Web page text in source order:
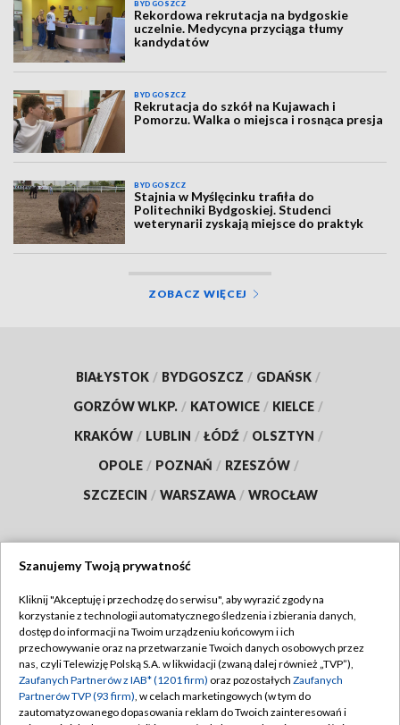
BYDGOSZCZ
Rekordowa rekrutacja na bydgoskie
uczelnie. Medycyna przyciąga tłumy
kandydatów
BYDGOSZCZ
Rekrutacja do szkół na Kujawach i
Pomorzu. Walka o miejsca i rosnąca presja
BYDGOSZCZ
Stajnia w Myślęcinku trafiła do
Politechniki Bydgoskiej. Studenci
weterynarii zyskają miejsce do praktyk
ZOBACZ WIĘCEJ
BIAŁYSTOK / BYDGOSZCZ / GDAŃSK /
GORZÓW WLKP. / KATOWICE / KIELCE /
KRAKÓW / LUBLIN / ŁÓDŹ / OLSZTYN /
OPOLE / POZNAŃ / RZESZÓW /
SZCZECIN / WARSZAWA / WROCŁAW
TVP
Abonament TVP
Emisja w TVP
Centrum informacji TVP
Regulamin TVP
Polityka prywatności
Moje zgody
Szanujemy Twoją prywatność
Kliknij "Akceptuję i przechodzę do serwisu", aby wyrazić zgody na
korzystanie z technologii automatycznego śledzenia i zbierania danych,
dostęp do informacji na Twoim urządzeniu końcowym i ich
przechowywanie oraz na przetwarzanie Twoich danych osobowych przez
nas, czyli Telewizję Polską S.A. w likwidacji (zwaną dalej również „TVP”),
Zaufanych Partnerów z IAB* (1201 firm) oraz pozostałych Zaufanych
Partnerów TVP (93 firm), w celach marketingowych (w tym do
zautomatyzowanego dopasowania reklam do Twoich zainteresowań i